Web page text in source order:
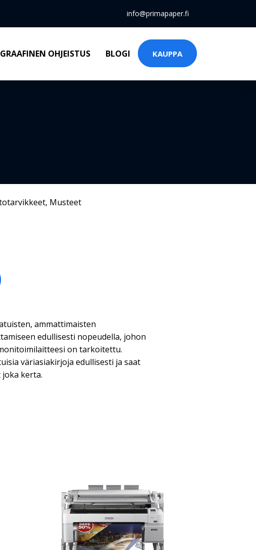
info@primapaper.fi
GRAAFINEN OHJEISTUS BLOGI KAUPPA
, Musteet
ammattimaisten
edullisesti nopeudella, johon
on tarkoitettu.
väriasiakirjoja edullisesti ja saat
kerta.